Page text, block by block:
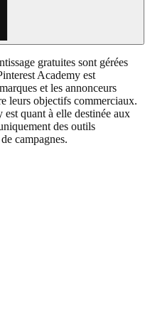
gratuites sont gérées
Academy est
et les annonceurs
leurs objectifs commerciaux.
quant à elle destinée aux
des outils
campagnes.